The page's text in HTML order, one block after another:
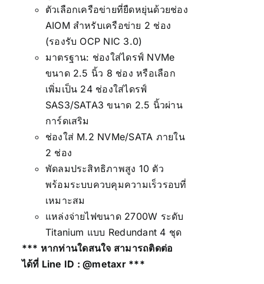
ตัวเลือกเครือข่ายที่ยืดหยุ่นด้วยช่อง
AIOM สำหรับเครือข่าย 2 ช่อง
(รองรับ OCP NIC 3.0)
มาตรฐาน: ช่องใส่ไดรฟ์ NVMe
ขนาด 2.5 นิ้ว 8 ช่อง หรือเลือก
เพิ่มเป็น 24 ช่องใส่ไดรฟ์
SAS3/SATA3 ขนาด 2.5 นิ้วผ่าน
การ์ดเสริม
ช่องใส่ M.2 NVMe/SATA ภายใน
2 ช่อง
พัดลมประสิทธิภาพสูง 10 ตัว
พร้อมระบบควบคุมความเร็วรอบที่
เหมาะสม
แหล่งจ่ายไฟขนาด 2700W ระดับ
Titanium แบบ Redundant 4 ชุด
*** หากท่านใดสนใจ สามารถติดต่อ
ได้ที่ Line ID :@metaxr***